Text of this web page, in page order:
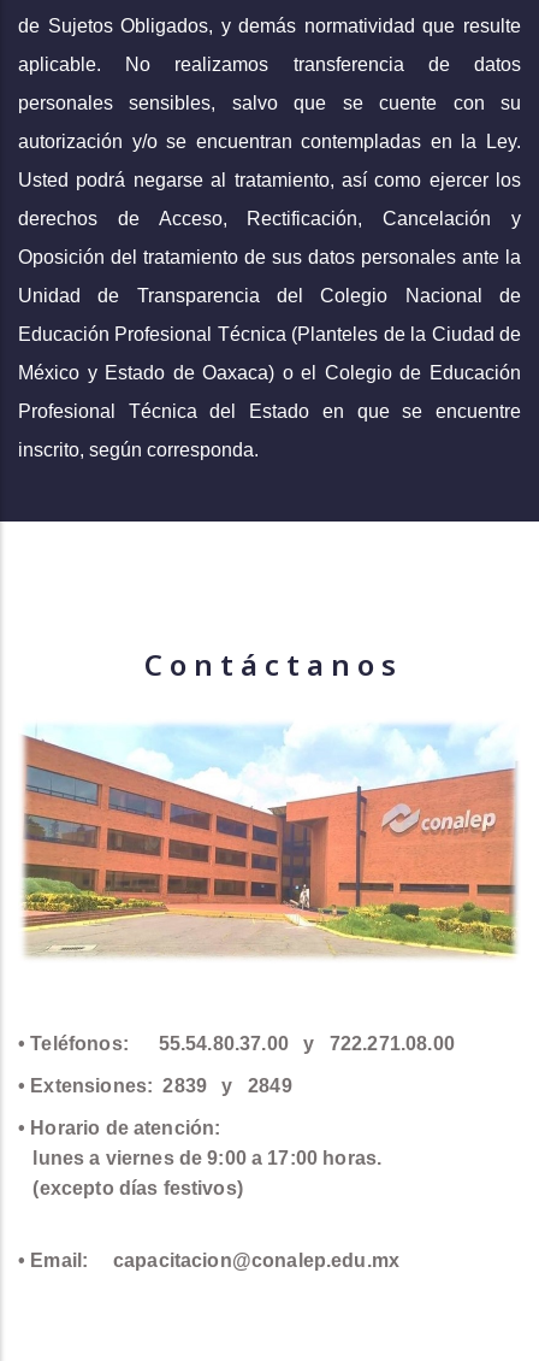
de Sujetos Obligados, y demás normatividad que resulte
aplicable. No realizamos transferencia de datos
personales sensibles, salvo que se cuente con su
autorización y/o se encuentran contempladas en la Ley.
Usted podrá negarse al tratamiento, así como ejercer los
derechos de Acceso, Rectificación, Cancelación y
Oposición del tratamiento de sus datos personales ante la
Unidad de Transparencia del Colegio Nacional de
Educación Profesional Técnica (Planteles de la Ciudad de
México y Estado de Oaxaca) o el Colegio de Educación
Profesional Técnica del Estado en que se encuentre
inscrito, según corresponda.
C o n t á c t a n o s
• Teléfonos: 55.54.80.37.00 y 722.271.08.00
• Extensiones: 2839 y 2849
• Horario de atención:
lunes a viernes de 9:00 a 17:00 horas.
(excepto días festivos)
• Email: capacitacion@conalep.edu.mx